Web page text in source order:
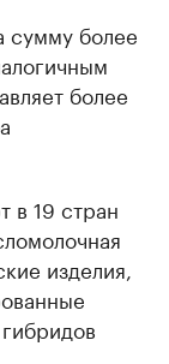
сумму более
более
в 19 стран
изделия,